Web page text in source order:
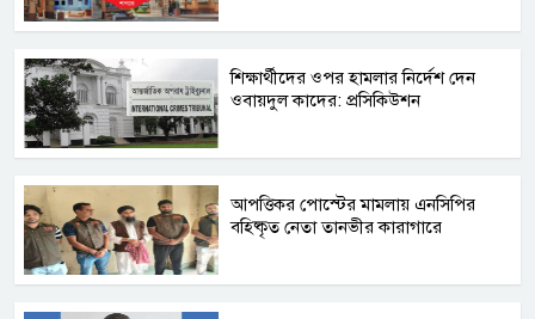
শিক্ষার্থীদের ওপর হামলার নির্দেশ দেন
ওবায়দুল কাদের: প্রসিকিউশন
আপত্তিকর পোস্টের মামলায় এনসিপির
বহিষ্কৃত নেতা তানভীর কারাগারে